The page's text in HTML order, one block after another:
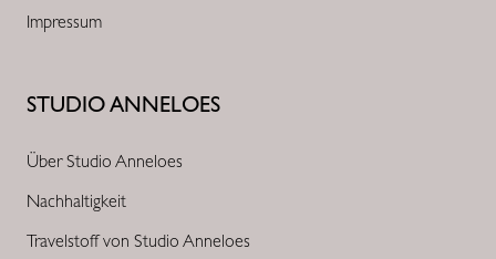
STUDIO ANNELOES
Über Studio Anneloes
Nachhaltigkeit
Travelstoff von Studio Anneloes
Impressum